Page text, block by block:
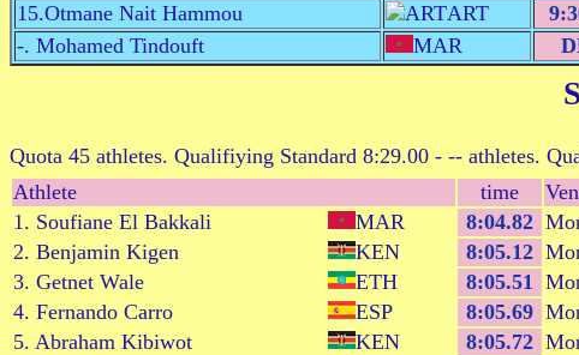
15.Otmane Nait Hammou
ART
-. Mohamed Tindouft
MAR
Quota 45 athletes. Qualifiying Standard 8:29.00 - -- athletes.
Athlete
time
1. Soufiane El Bakkali
MAR 8:04.82
2. Benjamin Kigen
KEN 8:05.12
3. Getnet Wale
ETH 8:05.51
4. Fernando Carro
ESP 8:05.69
5. Abraham Kibiwot
KEN 8:05.72